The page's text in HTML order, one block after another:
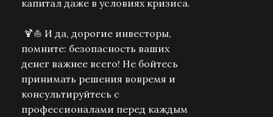
капитал даже в условиях кризиса.
🍹⛵️ И да, дорогие инвесторы,
помните: безопасность ваших
денег важнее всего! Не бойтесь
принимать решения вовремя и
консультируйтесь с
профессионалами перед каждым